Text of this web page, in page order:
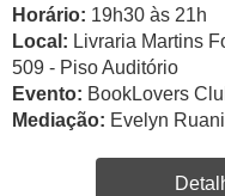
Horário: 19h30 às 21h
Local: Livraria Martins
509 - Piso Auditório
Evento: BookLovers
Mediação: Evelyn